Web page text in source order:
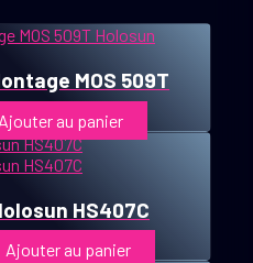
MOS 509T
Ajouter au panier
HS407C
Ajouter au panier